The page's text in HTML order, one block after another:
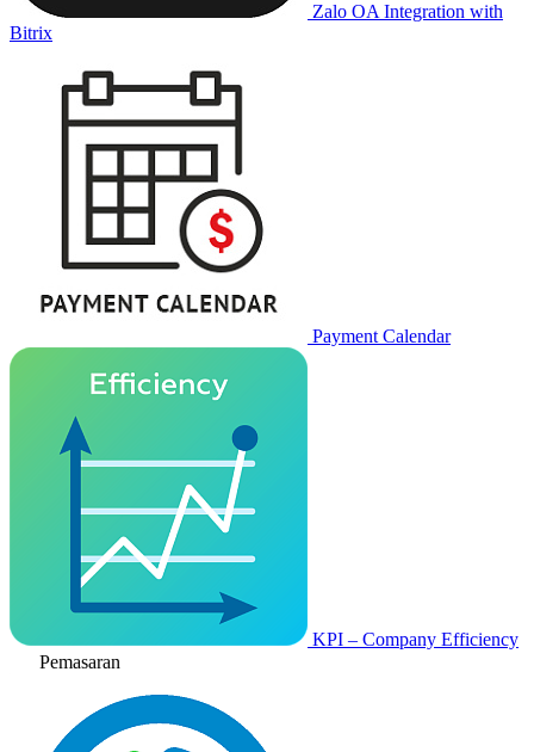
Zalo OA Integration with
Bitrix
Payment Calendar
KPI – Company Efficiency
Pemasaran